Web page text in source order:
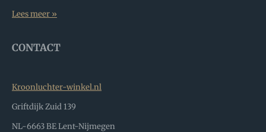
Lees meer »
CONTACT
Kroonluchter-winkel.nl
Griftdijk Zuid 139
NL-6663 BE Lent-Nijmegen